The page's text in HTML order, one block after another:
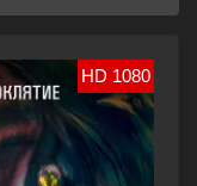
HD 1080